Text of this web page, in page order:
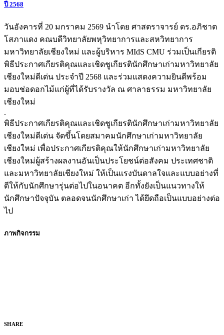
ปี 2568
วันอังคารที่ 20 มกราคม 2569 นำโดย ศาสตราจารย์ ดร.อภิชาต
โสภาแดง คณบดีวิทยาลัยพหุวิทยาการและสหวิทยาการ
มหาวิทยาลัยเชียงใหม่ และผู้บริหาร MIdS CMU ร่วมเป็นเกียรติ
พิธีประกาศเกียรติคุณและเชิดชูเกียรตินักศึกษาเก่ามหาวิทยาลัย
เชียงใหม่ดีเด่น ประจำปี 2568 และร่วมแสดงความยินดีพร้อม
มอบช่อดอกไม้แก่ผู้ที่ได้รับรางวัล ณ ศาลาธรรม มหาวิทยาลัย
เชียงใหม่
.
พิธีประกาศเกียรติคุณและเชิดชูเกียรตินักศึกษาเก่ามหาวิทยาลัย
เชียงใหม่ดีเด่น จัดขึ้นโดยสมาคมนักศึกษาเก่ามหาวิทยาลัย
เชียงใหม่ เพื่อประกาศเกียรติคุณให้นักศึกษาเก่ามหาวิทยาลัย
เชียงใหม่ผู้สร้างผลงานอันเป็นประโยชน์ต่อสังคม ประเทศชาติ
และมหาวิทยาลัยเชียงใหม่ ให้เป็นแรงบันดาลใจและแบบอย่างที่
ดีให้กับนักศึกษารุ่นต่อไปในอนาคต อีกทั้งยังเป็นแนวทางให้
นักศึกษาปัจจุบัน ตลอดจนนักศึกษาเก่า ได้ยึดถือเป็นแบบอย่างต่อ
ไป
ภาพกิจกรรม
SHARE